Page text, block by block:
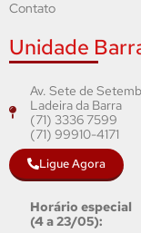
Contato
Unidade
Av. Sete de
Ladeira da Barra
(71) 3336 7599
(71) 99910-4171
Ligue Agora
Horário especial
(4 a 23/05):